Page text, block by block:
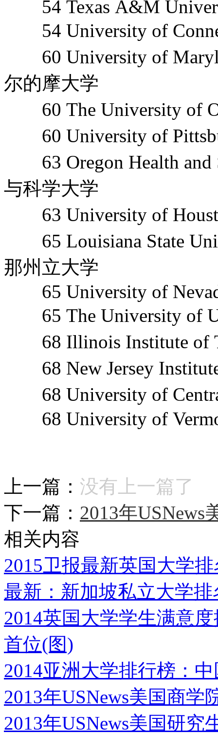
54 Texas A&M
54 University of
60 University of
尔的摩大学
60 The University of
60 University of
63 Oregon Health and
与科学大学
63 University of
65 Louisiana State
那州立大学
65 University of
65 The University of
68 Illinois Institute of
68 New Jersey
68 University of
68 University of
上一篇： 没有上一篇了
下一篇： 2013年
相关内容
2015卫报最新英国大学
最新：新加坡私立大学排
2014英国大学学生满意
首位(图)
2014亚洲大学排行榜：
2013年USNews美国商学
2013年USNews美国研究